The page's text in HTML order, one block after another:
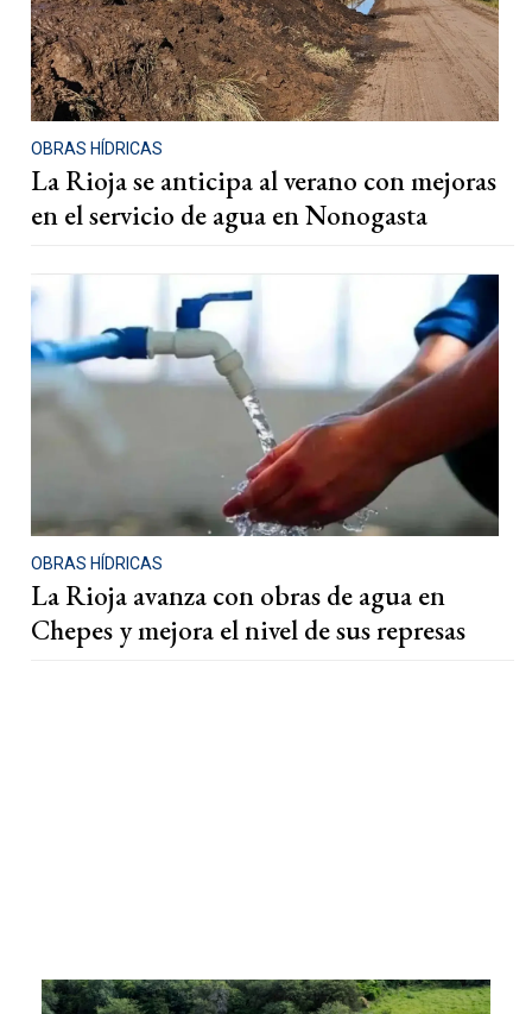
OBRAS HÍDRICAS
La Rioja se anticipa al verano con mejoras
en el servicio de agua en Nonogasta
OBRAS HÍDRICAS
La Rioja avanza con obras de agua en
Chepes y mejora el nivel de sus represas